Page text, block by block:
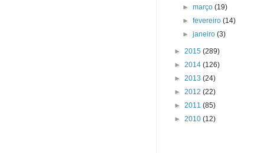
►março(19)
►fevereiro(14)
►janeiro(3)
► 2015 (289)
► 2014 (126)
► 2013 (24)
► 2012 (22)
► 2011 (85)
► 2010 (12)